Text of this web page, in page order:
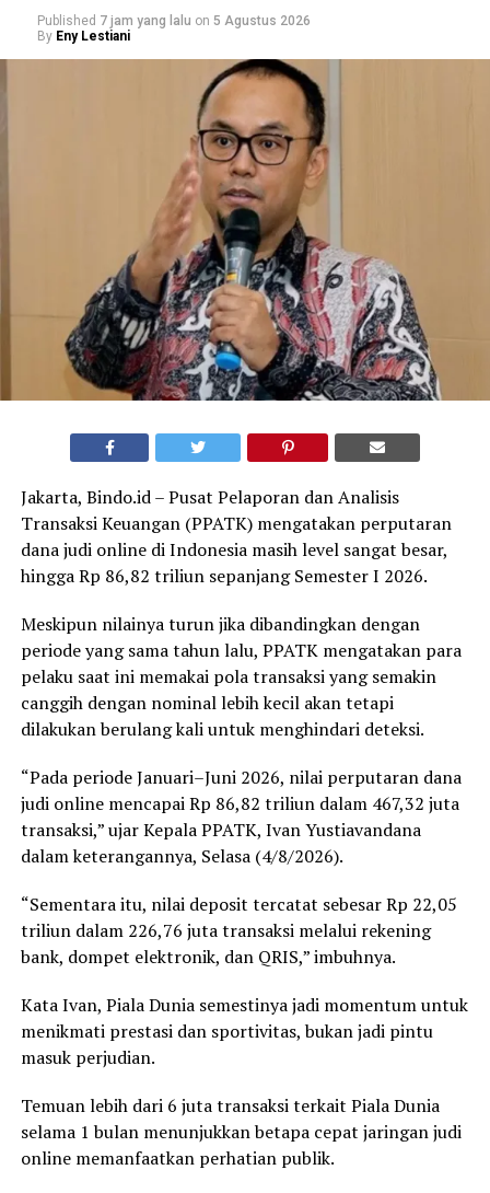
Published 7 jam yang lalu on 5 Agustus 2026
By Eny Lestiani
Jakarta, Bindo.id – Pusat Pelaporan dan Analisis
Transaksi Keuangan (PPATK) mengatakan perputaran
dana judi online di Indonesia masih level sangat besar,
hingga Rp 86,82 triliun sepanjang Semester I 2026.
Meskipun nilainya turun jika dibandingkan dengan
periode yang sama tahun lalu, PPATK mengatakan para
pelaku saat ini memakai pola transaksi yang semakin
canggih dengan nominal lebih kecil akan tetapi
dilakukan berulang kali untuk menghindari deteksi.
“Pada periode Januari–Juni 2026, nilai perputaran dana
judi online mencapai Rp 86,82 triliun dalam 467,32 juta
transaksi,” ujar Kepala PPATK, Ivan Yustiavandana
dalam keterangannya, Selasa (4/8/2026).
“Sementara itu, nilai deposit tercatat sebesar Rp 22,05
triliun dalam 226,76 juta transaksi melalui rekening
bank, dompet elektronik, dan QRIS,” imbuhnya.
Kata Ivan, Piala Dunia semestinya jadi momentum untuk
menikmati prestasi dan sportivitas, bukan jadi pintu
masuk perjudian.
Temuan lebih dari 6 juta transaksi terkait Piala Dunia
selama 1 bulan menunjukkan betapa cepat jaringan judi
online memanfaatkan perhatian publik.